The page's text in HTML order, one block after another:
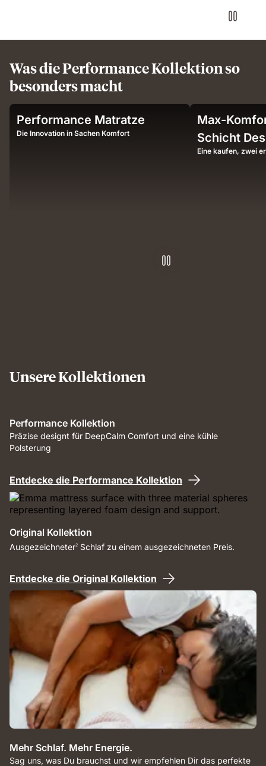
Was die Performance Kollektion so
besonders macht
Performance Matratze
Die Innovation in Sachen Komfort
Sleeper
on
Emma
Max-
Schicht
Eine kaufen, zwei
Man
sleeping
on
Emma
mattress
Unsere Kollektionen
Performance Kollektion
Präzise designt für DeepCalm Comfort und eine kühle
Polsterung
Entdecke die Performance Kollektion
Original Kollektion
Ausgezeichneter2 Schlaf zu einem ausgezeichneten Preis.
Entdecke die Original Kollektion
Mehr Schlaf. Mehr Energie.
Sag uns, was Du brauchst und wir empfehlen Dir das perfekte